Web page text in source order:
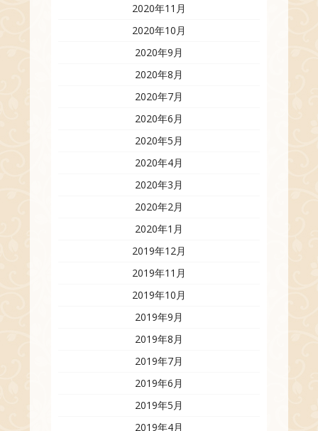
2020年11月
2020年10月
2020年9月
2020年8月
2020年7月
2020年6月
2020年5月
2020年4月
2020年3月
2020年2月
2020年1月
2019年12月
2019年11月
2019年10月
2019年9月
2019年8月
2019年7月
2019年6月
2019年5月
2019年4月